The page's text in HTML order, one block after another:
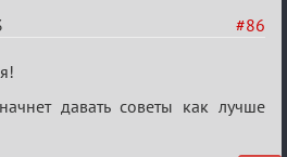
#86
давать советы как лучше